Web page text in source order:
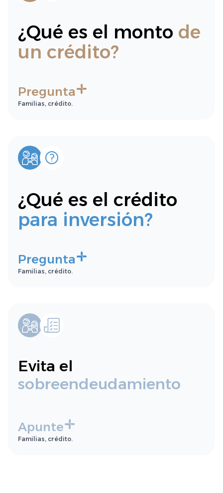
¿Qué es el monto de
un crédito?
Pregunta
Familias, crédito.
¿Qué es el crédito
para inversión?
Pregunta
Familias, crédito.
Evita el
sobreendeudamiento
Apunte
Familias, crédito.